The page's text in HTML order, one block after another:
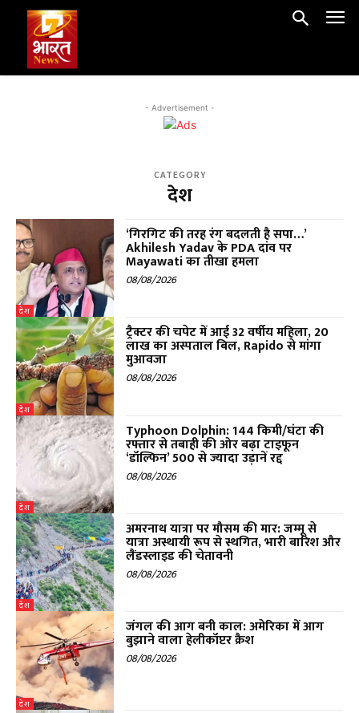
- Advertisement -
CATEGORY
देश
देश
‘गिरगिट की तरह रंग बदलती है सपा…’
Akhilesh Yadav के PDA दांव पर
Mayawati का तीखा हमला
08/08/2026
देश
ट्रैक्टर की चपेट में आई 32 वर्षीय महिला, ₹20
लाख का अस्पताल बिल, Rapido से मांगा
मुआवजा
08/08/2026
देश
Typhoon Dolphin: 144 किमी/घंटा की
रफ्तार से तबाही की ओर बढ़ा टाइफून
‘डॉल्फिन’ 500 से ज्यादा उड़ानें रद्द
08/08/2026
देश
अमरनाथ यात्रा पर मौसम की मार: जम्मू से
यात्रा अस्थायी रूप से स्थगित, भारी बारिश और
लैंडस्लाइड की चेतावनी
08/08/2026
देश
जंगल की आग बनी काल: अमेरिका में आग
बुझाने वाला हेलीकॉप्टर क्रैश
08/08/2026